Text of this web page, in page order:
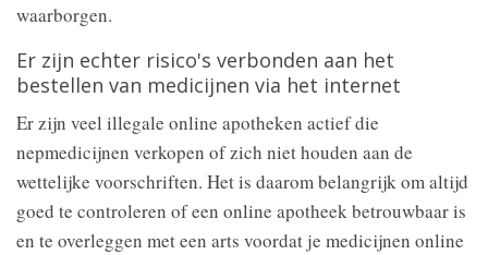
waarborgen.
Er zijn echter risico's verbonden aan het
bestellen van medicijnen via het internet
Er zijn veel illegale online apotheken actief die
nepmedicijnen verkopen of zich niet houden aan de
wettelijke voorschriften. Het is daarom belangrijk om altijd
goed te controleren of een online apotheek betrouwbaar is
en te overleggen met een arts voordat je medicijnen online